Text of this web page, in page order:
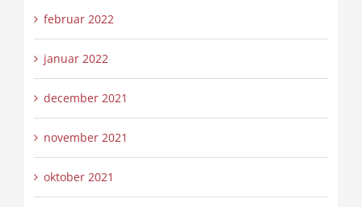
februar 2022
januar 2022
december 2021
november 2021
oktober 2021